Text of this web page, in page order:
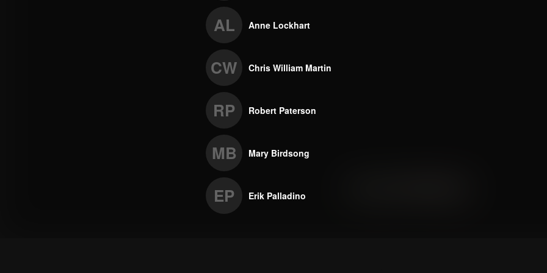
AL Anne Lockhart
CW Chris William Martin
RP Robert Paterson
MB Mary Birdsong
EP Erik Palladino